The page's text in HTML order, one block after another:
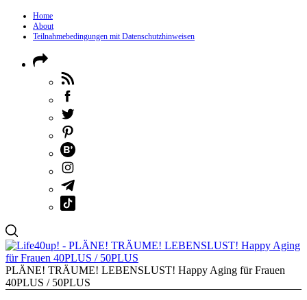
Home
About
Teilnahmebedingungen mit Datenschutzhinweisen
PLÄNE! TRÄUME! LEBENSLUST! Happy Aging für Frauen
40PLUS / 50PLUS